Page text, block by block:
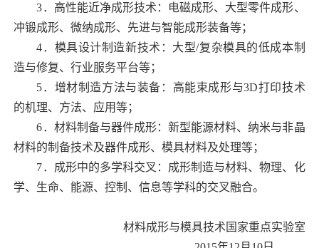
3． 高性能近净成形技术：电磁成形、大型零件成形、
冲锻成形、微纳成形、先进与智能成形装备等；
4． 模具设计制造新技术：大型/复杂模具的低成本制
造与修复、行业服务平台等；
5． 增材制造方法与装备：高能束成形与3D打印技术
的机理、方法、应用等；
6． 材料制备与器件成形：新型能源材料、纳米与非晶
材料的制备技术及器件成形、模具材料及处理等；
7． 成形中的多学科交叉：成形制造与材料、物理、化
学、生命、能源、控制、信息等学科的交叉融合。
材料成形与模具技术国家重点实验室